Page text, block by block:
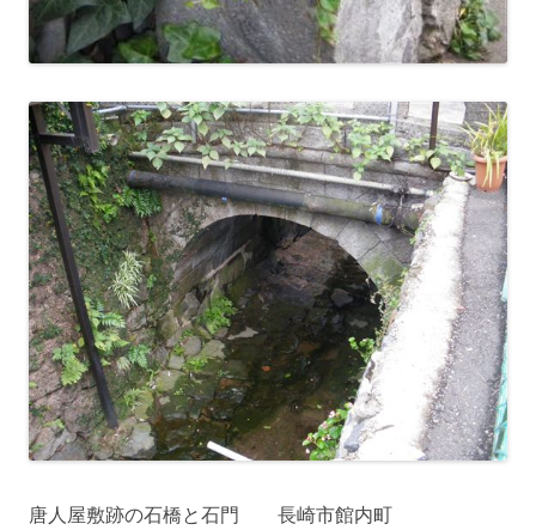
唐人屋敷跡の石橋と石門 長崎市館内町